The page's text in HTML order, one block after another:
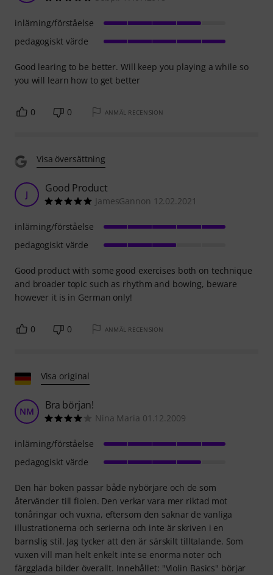
Good learing to be better. Will keep you playing a while so
you will learn how to get better
inlärning/förståelse
pedagogiskt värde
0 0 ANMÄL RECENSION
Visa översättning
J Good Product
JamesGannon 12.02.2021
Good product with some good exercises both on technique
and broader topic such as rhythm and bowing, beware
however it is in German only!
inlärning/förståelse
pedagogiskt värde
0 0 ANMÄL RECENSION
Visa original
NM Bra början!
Nina Maria 01.12.2009
Den här boken passar både nybörjare och de som
återvänder till fiolen. Den verkar vara mer riktad mot
tonåringar och vuxna, eftersom den saknar de vanliga
illustrationerna och serierna och inte är skriven i en
barnslig stil. Jag tycker att den är särskilt tilltalande. Som
vuxen vill man helt enkelt inte se enorma noter och
färgglada bilder överallt. Innehållet: "Violin Basics" börjar
inlärning/förståelse
pedagogiskt värde